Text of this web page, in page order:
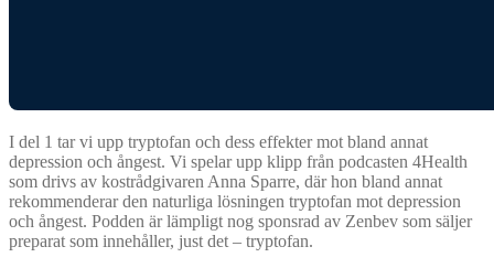
I del 1 tar vi upp tryptofan och dess effekter mot bland annat
depression och ångest. Vi spelar upp klipp från podcasten 4Health
som drivs av kostrådgivaren Anna Sparre, där hon bland annat
rekommenderar den naturliga lösningen tryptofan mot depression
och ångest. Podden är lämpligt nog sponsrad av Zenbev som säljer
preparat som innehåller, just det – tryptofan.